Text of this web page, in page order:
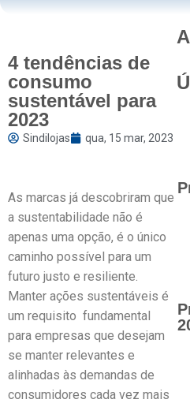
4 tendências de
consumo
sustentável para
2023
Sindilojas qua, 15 mar, 2023
As marcas já descobriram que
a sustentabilidade não é
apenas uma opção, é o único
caminho possível para um
futuro justo e resiliente.
Manter ações sustentáveis é
um requisito fundamental
para empresas que desejam
se manter relevantes e
alinhadas às demandas de
consumidores cada vez mais